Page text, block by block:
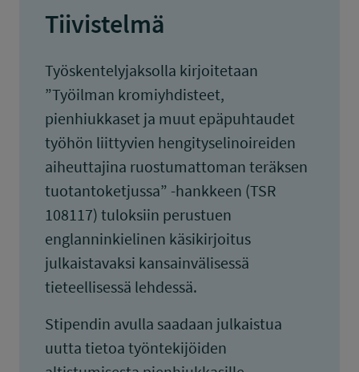
Tiivistelmä
Työskentelyjaksolla kirjoitetaan
”Työilman kromiyhdisteet,
pienhiukkaset ja muut epäpuhtaudet
työhön liittyvien hengityselinoireiden
aiheuttajina ruostumattoman teräksen
tuotantoketjussa” -hankkeen (TSR
108117) tuloksiin perustuen
englanninkielinen käsikirjoitus
julkaistavaksi kansainvälisessä
tieteellisessä lehdessä.
Stipendin avulla saadaan julkaistua
uutta tietoa työntekijöiden